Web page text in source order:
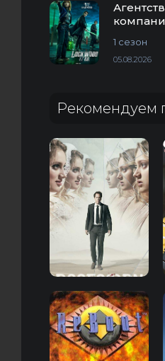
1 сезон
05.08.2026
Рекомендуем